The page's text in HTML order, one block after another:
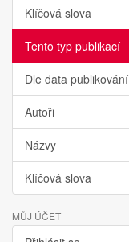
Klíčová slova
Tento typ publikací
Dle data publikování
Autoři
Názvy
Klíčová slova
MŮJ ÚČET